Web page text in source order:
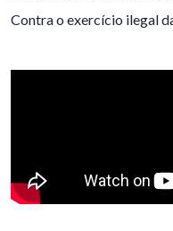
Contra o exercício ilegal